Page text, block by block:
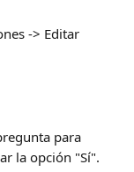
-> Editar
para
la opción "Sí".